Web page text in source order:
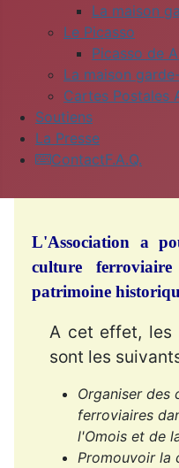
La maison
Le Picasso
Picasso de
La maison
Cartes Postales
Soutiens
La Presse
ContactF.A.Q.
L'Association a
culture
patrimoine
A cet effet, les
sont les
Organiser des
ferroviaires
l'Omois et de
Promouvoir la